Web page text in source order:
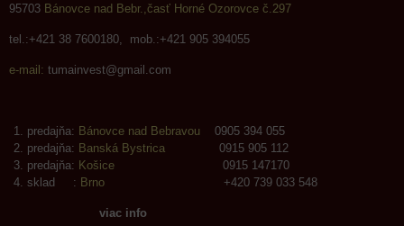
95703 Bánovce nad Bebr.,časť Horné Ozorovce č.297
tel.:+421 38 7600180, mob.:+421 905 394055
e-mail: tumainvest@gmail.com
predajňa: Bánovce nad Bebravou 0905 394 055
predajňa: Banská Bystrica 0915 905 112
predajňa: Košice 0915 147170
sklad : Brno +420 739 033 548
viac info